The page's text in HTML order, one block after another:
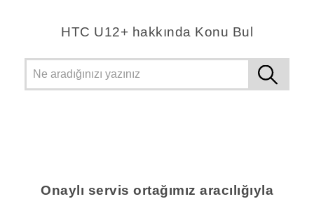
HTC U12+ hakkında Konu Bul
Onaylı servis ortağımız aracılığıyla